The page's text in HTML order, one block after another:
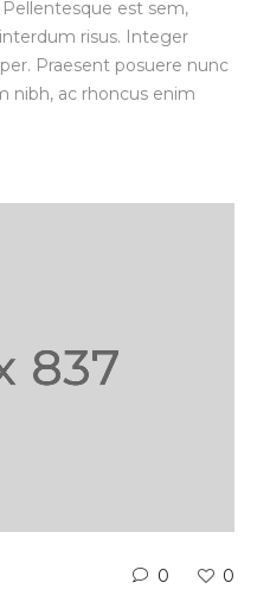
est sem,
risus. Integer
Praesent posuere nunc
nibh, ac rhoncus enim
0 0